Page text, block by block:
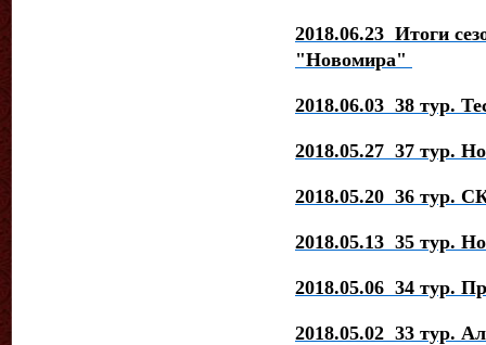
2018.06.23 Итоги
"Новомира"
2018.06.03 38 тур.
2018.05.27 37 тур.
2018.05.20 36 тур.
2018.05.13 35 тур.
2018.05.06 34 тур.
2018.05.02 33 тур.